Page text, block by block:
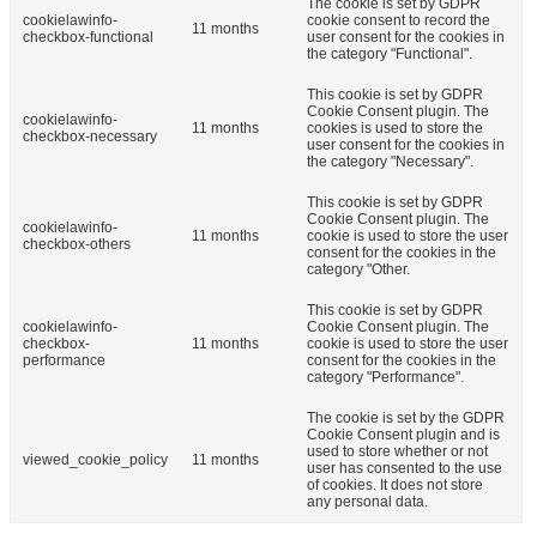
cookielawinfo-
checkbox-functional
11 months
cookie consent to record the
user consent for the cookies in
the category "Functional".
cookielawinfo-
checkbox-necessary
11 months
This cookie is set by GDPR
Cookie Consent plugin. The
cookies is used to store the
user consent for the cookies in
the category "Necessary".
cookielawinfo-
checkbox-others
11 months
This cookie is set by GDPR
Cookie Consent plugin. The
cookie is used to store the user
consent for the cookies in the
category "Other.
cookielawinfo-
checkbox-
performance
11 months
This cookie is set by GDPR
Cookie Consent plugin. The
cookie is used to store the user
consent for the cookies in the
category "Performance".
viewed_cookie_policy 11 months
The cookie is set by the GDPR
Cookie Consent plugin and is
used to store whether or not
user has consented to the use
of cookies. It does not store
any personal data.